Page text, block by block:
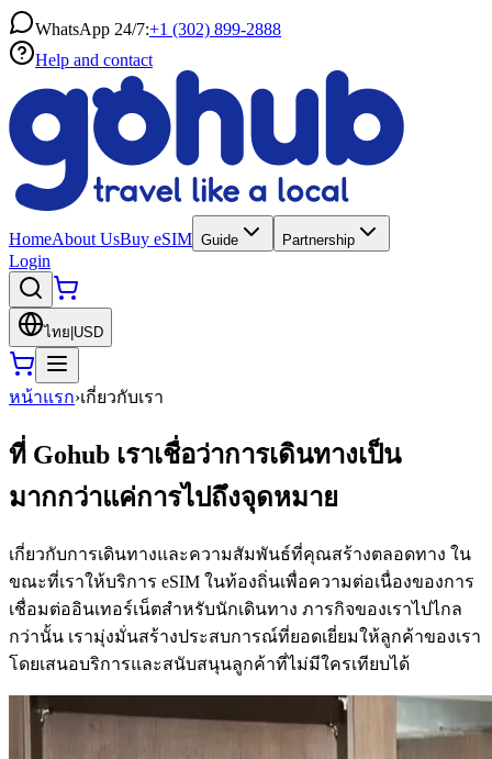
WhatsApp 24/7:+1 (302) 899-2888
Help and contact
HomeAbout UsBuy eSIM Guide Partnership
Login
ไทย USD
หน้าแรก›เกี่ยวกับเรา
ที่ Gohub เราเชื่อว่าการเดินทางเป็น
มากกว่าแค่การไปถึงจุดหมาย
เกี่ยวกับการเดินทางและความสัมพันธ์ที่คุณสร้างตลอดทาง ใน
ขณะที่เราให้บริการ eSIM ในท้องถิ่นเพื่อความต่อเนื่องของการ
เชื่อมต่ออินเทอร์เน็ตสำหรับนักเดินทาง ภารกิจของเราไปไกล
กว่านั้น เรามุ่งมั่นสร้างประสบการณ์ที่ยอดเยี่ยมให้ลูกค้าของเรา
โดยเสนอบริการและสนับสนุนลูกค้าที่ไม่มีใครเทียบได้